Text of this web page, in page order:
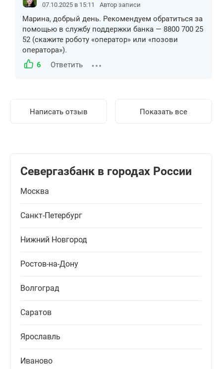
07.10.2025 в 15:11
Автор записи
Марина, добрый день. Рекомендуем обратиться за
помощью в службу поддержки банка — 8800 700 25
52 (скажите роботу «оператор» или «позови
оператора»).
6
Ответить
Написать отзыв Показать все
Севергазбанк в городах России
Москва
Санкт-Петербург
Нижний Новгород
Ростов-на-Дону
Волгоград
Саратов
Ярославль
Иваново